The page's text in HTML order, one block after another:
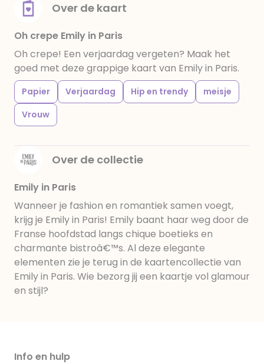
Over de kaart
Oh crepe Emily in Paris
Oh crepe! Een verjaardag vergeten? Maak het
goed met deze grappige kaart van Emily in Paris.
Papier Verjaardag Hip en trendy
meisje
Vrouw
Over de collectie
Emily in Paris
Wanneer je fashion en romantiek samen voegt,
krijg je Emily in Paris! Emily baant haar weg door de
Franse hoofdstad langs chique boetieks en
charmante bistroâ€™s. Al deze elegante
elementen zie je terug in de kaartencollectie van
Emily in Paris. Wie bezorg jij een kaartje vol glamour
en stijl?
Info en hulp